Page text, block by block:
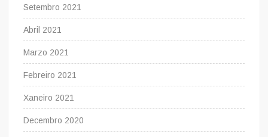
Setembro 2021
Abril 2021
Marzo 2021
Febreiro 2021
Xaneiro 2021
Decembro 2020